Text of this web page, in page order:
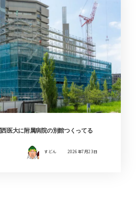
医大に附属病院の別館つくってる
すどん 2026年7月23日